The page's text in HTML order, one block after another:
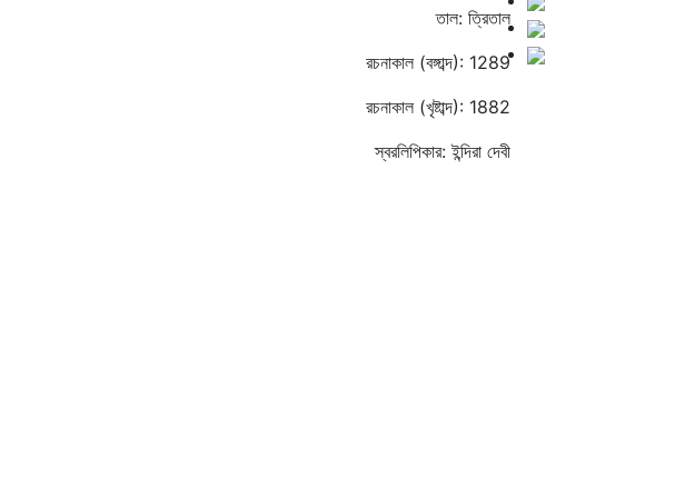
তাল: ত্রিতাল
রচনাকাল (বঙ্গাব্দ): 1289
রচনাকাল (খৃষ্টাব্দ): 1882
স্বরলিপিকার: ইন্দিরা দেবী